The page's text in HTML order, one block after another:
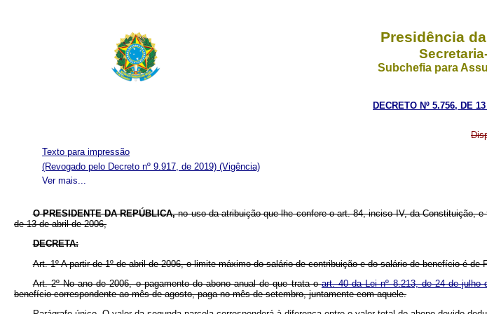
Presidência
Subchefia para
DECRETO Nº 5.756, DE
Texto para impressão
Ver mais...
(Revogado pelo Decreto nº 9.917, de 2019) (Vigência)
O PRESIDENTE DA REPÚBLICA,no uso da atribuição que lhe confere o art. 84, inciso IV, da Constituição,
de 13 de abril de 2006,
DECRETA:
Art. 1º A partir de 1º de abril de 2006, o limite máximo do salário-de-contribuição e do salário-de-benefício é
Art. 2º No ano de 2006, o pagamento do abono anual de que trata oart. 40 da Lei nº 8.213, de 24 de julho
benefício correspondente ao mês de agosto, paga no mês de setembro, juntamente com aquele.